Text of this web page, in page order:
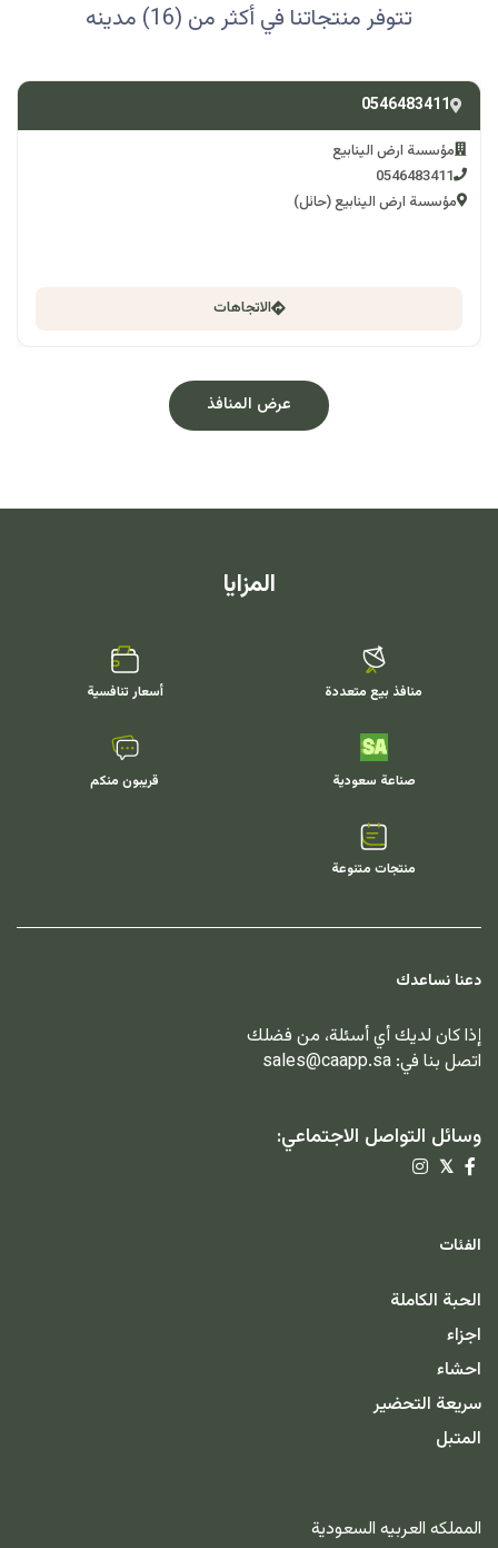
تتوفر منتجاتنا في أكثر من (16) مدينه
0546483411
مؤسسة ارض الينابيع
0546483411
مؤسسة ارض الينابيع (حائل)
الاتجاهات
عرض المنافذ
المزايا
منافذ بيع متعددة أسعار تنافسية
صناعة سعودية قريبون منكم
منتجات متنوعة
دعنا نساعدك
إذا كان لديك أي أسئلة، من فضلك
اتصل بنا في: sales@caapp.sa
وسائل التواصل الاجتماعي:
𝕏
الفئات
الحبة الكاملة
اجزاء
احشاء
سريعة التحضير
المتبل
المملكه العربيه السعودية